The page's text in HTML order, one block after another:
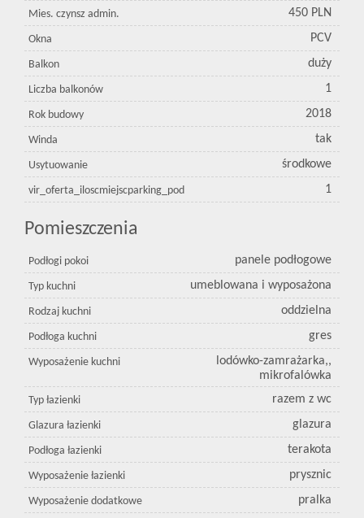
Mies. czynsz admin. 450 PLN
Okna PCV
Balkon duży
Liczba balkonów 1
Rok budowy 2018
Winda tak
Usytuowanie środkowe
vir_oferta_iloscmiejscparking_pod 1
Pomieszczenia
Podłogi pokoi panele podłogowe
Typ kuchni umeblowana i wyposażona
Rodzaj kuchni oddzielna
Podłoga kuchni gres
Wyposażenie kuchni
lodówko-zamrażarka,,
mikrofalówka
Typ łazienki razem z wc
Glazura łazienki glazura
Podłoga łazienki terakota
Wyposażenie łazienki prysznic
Wyposażenie dodatkowe pralka